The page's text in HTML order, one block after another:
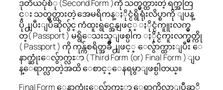
ဒုတိယပုံစံု (Second Form )ကို သတ္မွတ္ထားတဲ့ ရက္အတြ
င္း သတ္မွတ္ထားတဲ့ အေမရိကန္ႏိုင္ငံရွိ ရုံးလိပ္စာကို ျပန္
ပို႕ျပီးျပီဆိုလွ်င္ ကံထူးရွင္အေနျဖင့္ ႏိုင္ငံကူူးလက္မွ
တ္( Passport ) မရွိေသးသူျဖစ္ပါက ႏိုင္ငံကူးလက္မွတ္ကို
( Passport ) ကို ကုန္က်စရိတ္အခ်ိဳ႕ျဖင့္ ေလွ်ာက္ထားျပီး ေ
နာက္ဆုံးေလွ်ာက္လႊာ ( Third Form (or) Final Form ) ျပ
န္ေရာက္လာတဲ့အထိ ေစာင့္ေနရမွာျဖစ္ပါတယ္။
Final Form ေနာက္ဆုံးေလွ်ာက္လႊာ ေရာက္ရွိလာျပီဆုိ